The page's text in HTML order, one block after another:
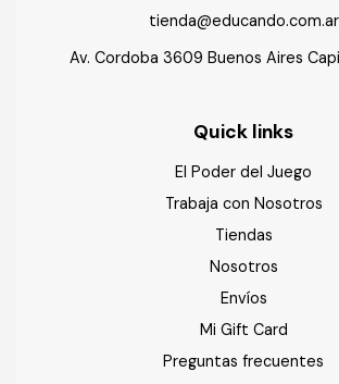
tienda@educando.com.ar
Av. Cordoba 3609 Buenos Aires
Quick links
El Poder del Juego
Trabaja con Nosotros
Tiendas
Nosotros
Envíos
Mi Gift Card
Preguntas frecuentes